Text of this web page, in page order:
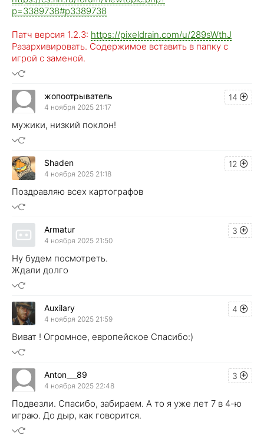
p=3389738#p3389738
Патч версия 1.2.3: https://pixeldrain.com/u/289sWthJ
Разархивировать. Содержимое вставить в папку с
игрой с заменой.
14
жопоотрыватель
4 ноября 2025 21:17
мужики, низкий поклон!
12
Shaden
4 ноября 2025 21:18
Поздравляю всех картографов
3
Armatur
4 ноября 2025 21:50
Ну будем посмотреть.
Ждали долго
4
Auxilary
4 ноября 2025 21:59
Виват ! Огромное, европейское Спасибо:)
3
Anton___89
4 ноября 2025 22:48
Подвезли. Спасибо, забираем. А то я уже лет 7 в 4-ю
играю. До дыр, как говорится.